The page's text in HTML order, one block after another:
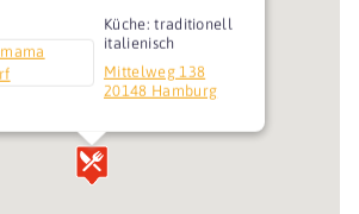
Küche: traditionell
italienisch
Mittelweg 138
20148 Hamburg